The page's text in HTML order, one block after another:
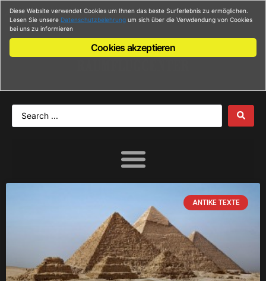
Anmelden
ANTIKE TEXTE
Diese Website verwendet Cookies um Ihnen das beste Surferlebnis zu ermöglichen.
Lesen Sie unsere Datenschutzbelehrung um sich über die Verwdendung von Cookies
bei uns zu informieren
Cookies akzeptieren